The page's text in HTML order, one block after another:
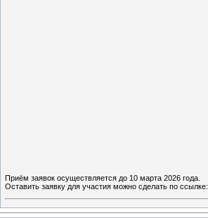
Приём заявок осуществляется до 10 марта 2026 года.
Оставить заявку для участия можно сделать по ссылке: